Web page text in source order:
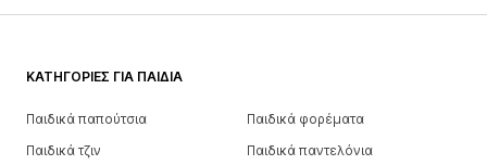
ΚΑΤΗΓΟΡΊΕΣ ΓΙΑ ΠΑΙΔΙΆ
Παιδικά παπούτσια
Παιδικά φορέματα
Παιδικά τζιν
Παιδικά παντελόνια